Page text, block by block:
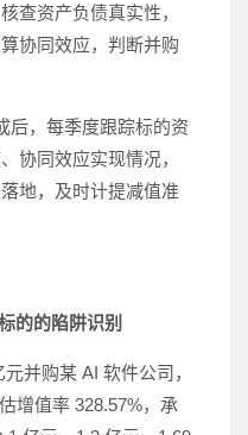
查资产负债真实性，
协同效应，判断并购
后，每季度跟踪标的资
协同效应实现情况，
地，及时计提减值准
的的陷阱识别
并购某 AI 软件公司，
增值率 328.57%，承